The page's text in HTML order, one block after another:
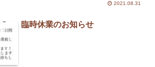
2021.08.31
臨時休業のお知らせ